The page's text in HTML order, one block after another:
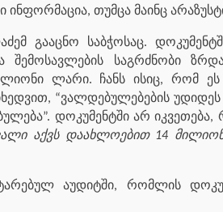
თუმცა მაინც
გააცნო საბჭოსაც.
საგრძნობი
ლარი. ჩანს ისიც, რომ
“ვალდებულებების უდიდეს
დოკუმენტში არ იკვეთება,
აქვს დაახლოებით 14
აუდიტში, რომლის